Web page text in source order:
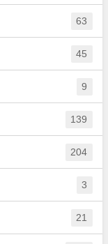
63
45
9
139
204
3
21